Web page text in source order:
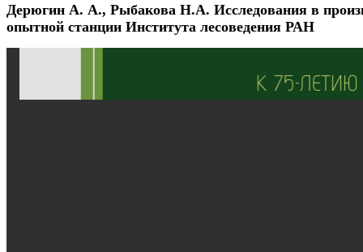
Дерюгин А. А., Рыбакова Н.А. Исследования в
опытной станции Института лесоведения РАН